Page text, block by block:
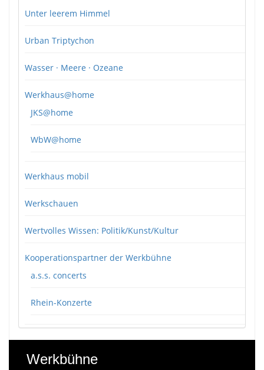
Unter leerem Himmel
Urban Triptychon
Wasser · Meere · Ozeane
Werkhaus@home
JKS@home
WbW@home
Werkhaus mobil
Werkschauen
Wertvolles Wissen: Politik/Kunst/Kultur
Kooperationspartner der Werkbühne
a.s.s. concerts
Rhein-Konzerte
Werkbühne